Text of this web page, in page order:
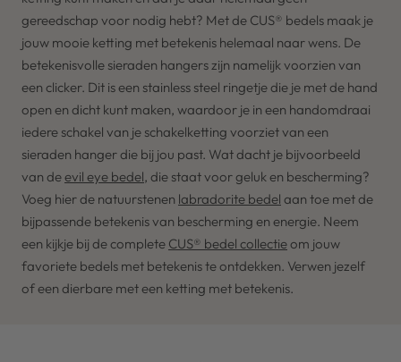
gereedschap voor nodig hebt? Met de CUS® bedels maak je
jouw mooie ketting met betekenis helemaal naar wens. De
betekenisvolle sieraden hangers zijn namelijk voorzien van
een clicker. Dit is een stainless steel ringetje die je met de hand
open en dicht kunt maken, waardoor je in een handomdraai
iedere schakel van je schakelketting voorziet van een
sieraden hanger die bij jou past. Wat dacht je bijvoorbeeld
van deevil eye bedel, die staat voor geluk en bescherming?
Voeg hier de natuurstenen labradorite bedel aan toe met de
bijpassende betekenis van bescherming en energie. Neem
een kijkje bij de complete CUS® bedel collectieom jouw
favoriete bedels met betekenis te ontdekken. Verwen jezelf
of een dierbare met een ketting met betekenis.